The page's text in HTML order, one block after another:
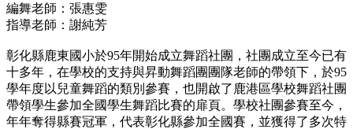
編舞老師：張惠雯
指導老師：謝純芳
彰化縣鹿東國小於95年開始成立舞蹈社團，社團成立至今已有
十多年，在學校的支持與昇動舞蹈團團隊老師的帶領下，於95
學年度以兒童舞蹈的類別參賽，也開啟了鹿港區學校舞蹈社團
帶領學生參加全國學生舞蹈比賽的扉頁。學校社團參賽至今，
年年奪得縣賽冠軍，代表彰化縣參加全國賽，並獲得了多次特